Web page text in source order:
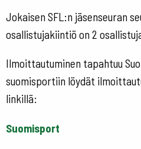
Jokaisen SFL:n jäsenseuran
osallistujakiintiö on 2
Ilmoittautuminen tapahtuu
suomisportiin löydät
linkillä:
Suomisport